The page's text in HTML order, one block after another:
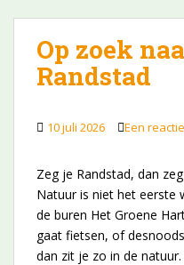
Op zoek
Randstad
10 juli 2026 Een
Zeg je Randstad, dan
Natuur is niet het eerste
de buren Het Groene
gaat fietsen, of
dan zit je zo in de